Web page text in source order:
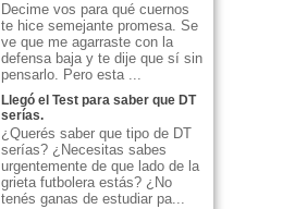
Decime vos para qué cuernos
te hice semejante promesa. Se
ve que me agarraste con la
defensa baja y te dije que sí sin
pensarlo. Pero esta ...
Llegó el Test para saber que DT
serías.
¿Querés saber que tipo de DT
serías? ¿Necesitas sabes
urgentemente de que lado de la
grieta futbolera estás? ¿No
tenés ganas de estudiar pa...